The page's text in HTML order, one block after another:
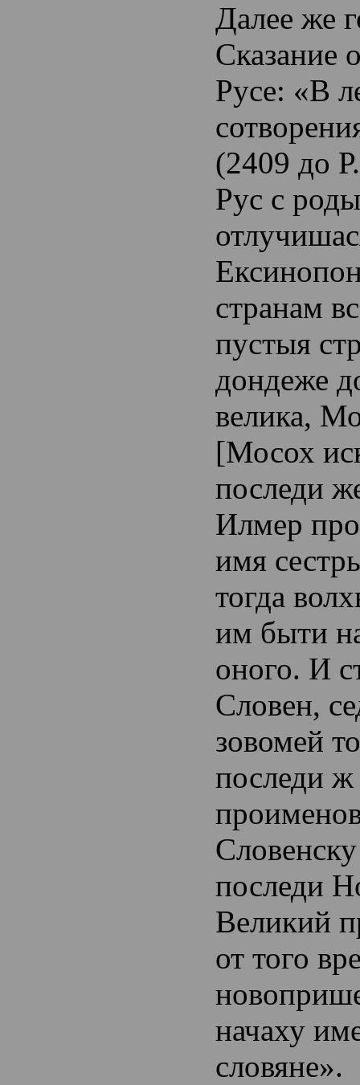
Далее же
Сказание
Русе: «В
(2409 до
Рус с
странам
пустыя
дондеже
велика,
[Мосох
последи
Илмер
имя
тогда
им быти
оного. И
Словен,
зовомей
последи
последи
Великий
от того
начаху
словяне».